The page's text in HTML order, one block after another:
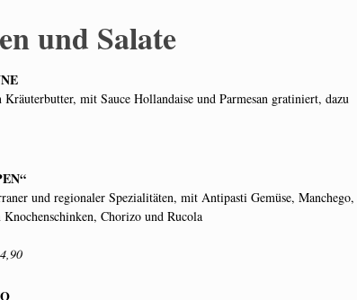
und Salate
Kräuterbutter, mit Sauce Hollandaise und Parmesan gratiniert, dazu
und regionaler Spezialitäten, mit Antipasti Gemüse, Manchego,
Chorizo und Rucola